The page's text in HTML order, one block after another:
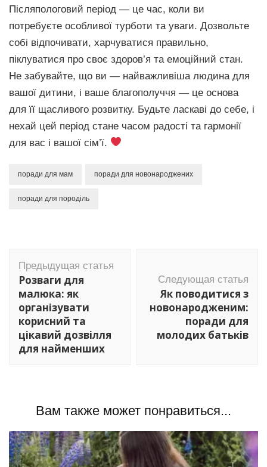
Післяпологовий період — це час, коли ви
потребуєте особливої турботи та уваги. Дозвольте
собі відпочивати, харчуватися правильно,
піклуватися про своє здоров’я та емоційний стан.
Не забувайте, що ви — найважливіша людина для
вашої дитини, і ваше благополуччя — це основа
для її щасливого розвитку. Будьте ласкаві до себе, і
нехай цей період стане часом радості та гармонії
для вас і вашої сім’ї.
поради для мам поради для новонароджених
поради для породіль
по
записям
Предыдущая статья
Розваги для
малюка: як
організувати
корисний та
цікавий дозвілля
для найменших
Следующая статья
Як поводитися з
новонародженим:
поради для
молодих батьків
Вам также может понравиться...